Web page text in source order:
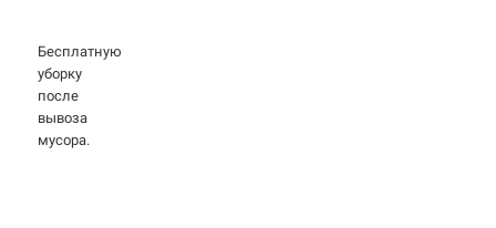
Бесплатную
уборку
после
вывоза
мусора.